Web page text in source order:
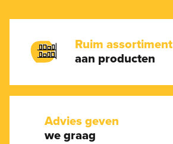
Ruim assortiment
aan producten
Advies geven
we graag